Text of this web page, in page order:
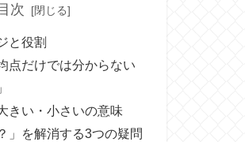
次
と役割
点だけでは分からない
きい・小さいの意味
」を解消する3つの疑問